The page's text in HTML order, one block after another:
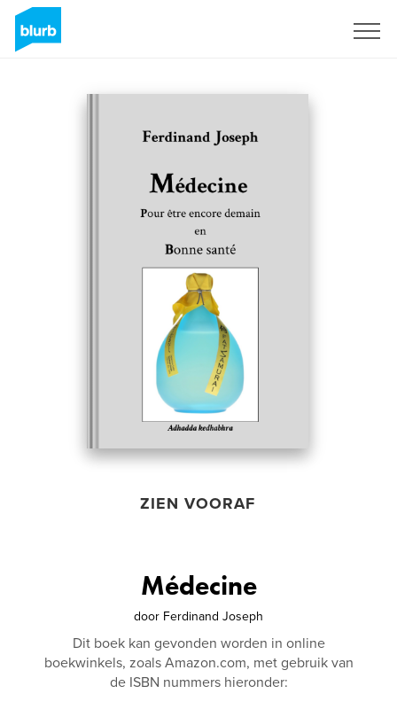
ZIEN VOORAF
Médecine
door Ferdinand Joseph
Dit boek kan gevonden worden in online
boekwinkels, zoals Amazon.com, met gebruik van
de ISBN nummers hieronder: